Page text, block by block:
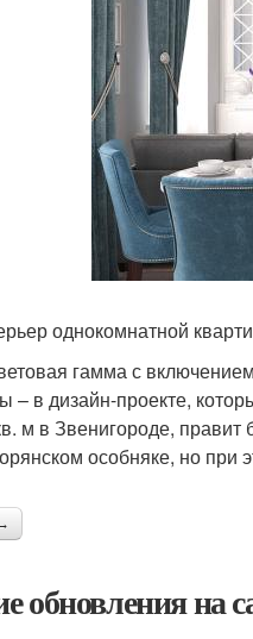
однокомнатной
гамма с
– в дизайн-проекте,
м в Звенигороде,
особняке, но при
обновления на